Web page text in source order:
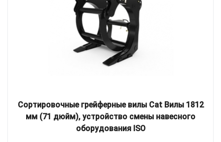
Сортировочные грейферные вилы Cat Вилы 1812
мм (71 дюйм), устройство смены навесного
оборудования ISO